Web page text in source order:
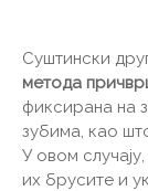
Суштински
метода
фиксирана на
зубима, као
У овом
их брусите и